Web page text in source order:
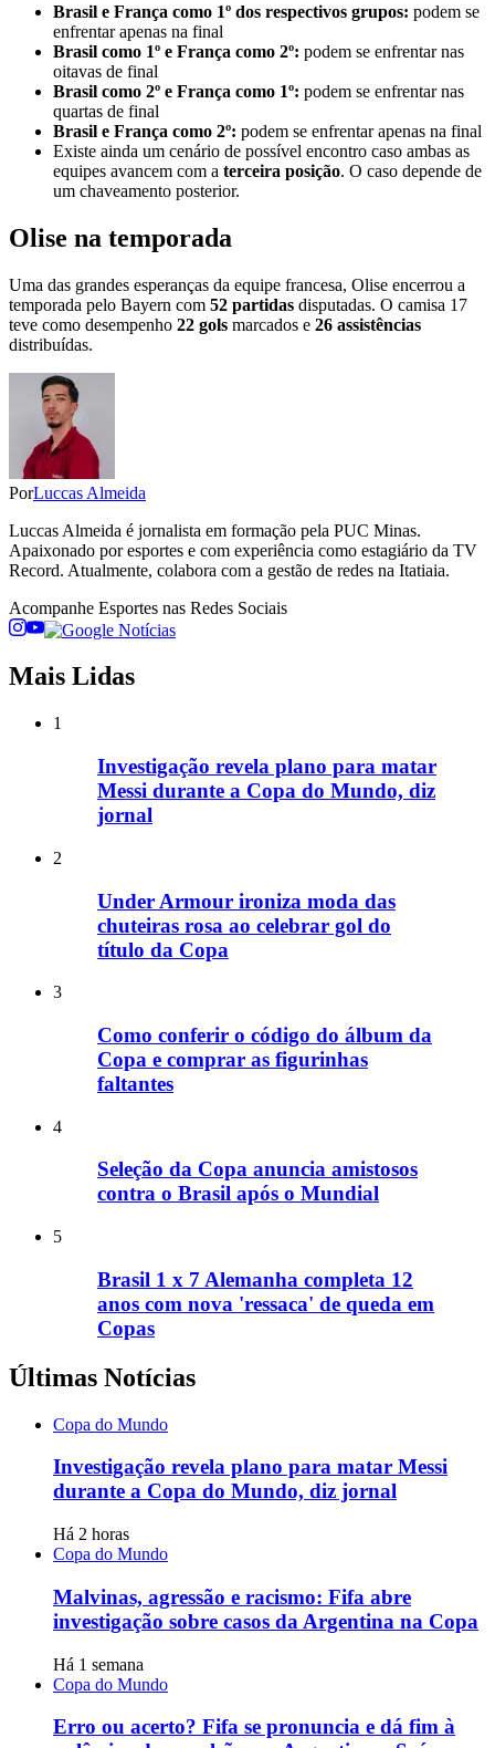
Brasil e França como 1º dos respectivos grupos: podem se
enfrentar apenas na final
Brasil como 1º e França como 2º: podem se enfrentar nas
oitavas de final
Brasil como 2º e França como 1º: podem se enfrentar nas
quartas de final
Brasil e França como 2º: podem se enfrentar apenas na final
Existe ainda um cenário de possível encontro caso ambas as
equipes avancem com a terceira posição. O caso depende de
um chaveamento posterior.
Olise na temporada
Uma das grandes esperanças da equipe francesa, Olise encerrou a
temporada pelo Bayern com 52 partidas disputadas. O camisa 17
teve como desempenho 22 gols marcados e 26 assistências
distribuídas.
PorLuccas Almeida
Luccas Almeida é jornalista em formação pela PUC Minas.
Apaixonado por esportes e com experiência como estagiário da TV
Record. Atualmente, colabora com a gestão de redes na Itatiaia.
Acompanhe Esportes nas Redes Sociais
Mais Lidas
1
Investigação revela plano para matar
Messi durante a Copa do Mundo, diz
jornal
2
Under Armour ironiza moda das
chuteiras rosa ao celebrar gol do
título da Copa
3
Como conferir o código do álbum da
Copa e comprar as figurinhas
faltantes
4
Seleção da Copa anuncia amistosos
contra o Brasil após o Mundial
5
Brasil 1 x 7 Alemanha completa 12
anos com nova 'ressaca' de queda em
Copas
Últimas Notícias
Copa do Mundo
Investigação revela plano para matar Messi
durante a Copa do Mundo, diz jornal
Há 2 horas
Copa do Mundo
Malvinas, agressão e racismo: Fifa abre
investigação sobre casos da Argentina na Copa
Há 1 semana
Copa do Mundo
Erro ou acerto? Fifa se pronuncia e dá fim à